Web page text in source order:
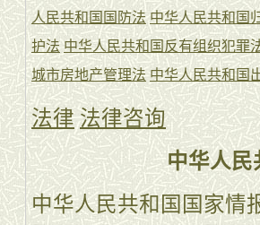
人民共和国国防法 中华人民共和国
护法 中华人民共和国反有组织犯罪
城市房地产管理法 中华人民共和国
法律 法律咨询
中华人民
中华人民共和国国家情